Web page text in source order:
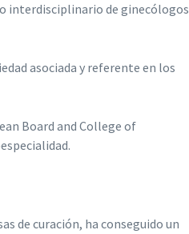
interdisciplinario de ginecólogos
asociada y referente en los
Board and College of
de curación, ha conseguido un